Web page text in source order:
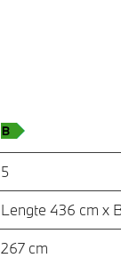
5
Lengte 436 cm x
267 cm